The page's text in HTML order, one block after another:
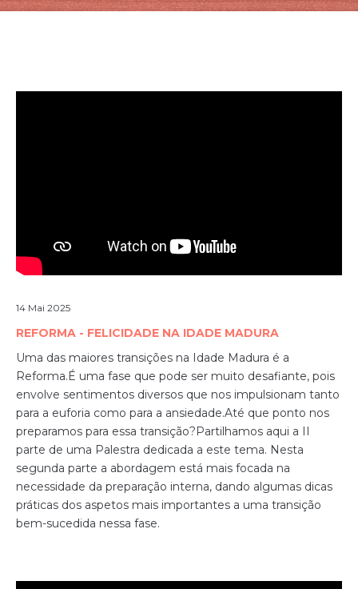
14 Mai 2025
REFORMA - FELICIDADE NA IDADE MADURA
Uma das maiores transições na Idade Madura é a
Reforma.É uma fase que pode ser muito desafiante, pois
envolve sentimentos diversos que nos impulsionam tanto
para a euforia como para a ansiedade.Até que ponto nos
preparamos para essa transição?Partilhamos aqui a II
parte de uma Palestra dedicada a este tema. Nesta
segunda parte a abordagem está mais focada na
necessidade da preparação interna, dando algumas dicas
práticas dos aspetos mais importantes a uma transição
bem-sucedida nessa fase.